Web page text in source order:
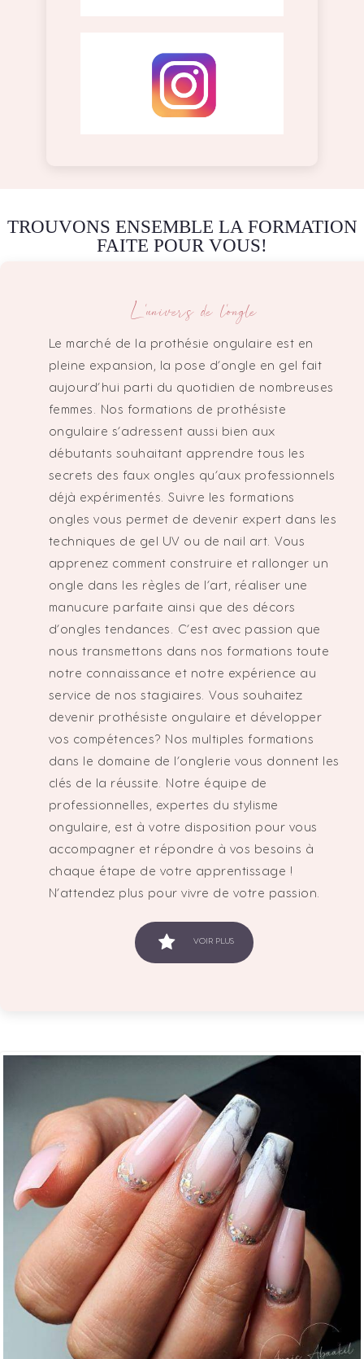
TROUVONS ENSEMBLE LA FORMATION
FAITE POUR VOUS!
L'univers de l'ongle
Le marché de la prothésie ongulaire est en
pleine expansion, la pose d’ongle en gel fait
aujourd’hui parti du quotidien de nombreuses
femmes. Nos formations de prothésiste
ongulaire s’adressent aussi bien aux
débutants souhaitant apprendre tous les
secrets des faux ongles qu’aux professionnels
déjà expérimentés. Suivre les formations
ongles vous permet de devenir expert dans les
techniques de gel UV ou de nail art. Vous
apprenez comment construire et rallonger un
ongle dans les règles de l’art, réaliser une
manucure parfaite ainsi que des décors
d’ongles tendances. C’est avec passion que
nous transmettons dans nos formations toute
notre connaissance et notre expérience au
service de nos stagiaires. Vous souhaitez
devenir prothésiste ongulaire et développer
vos compétences? Nos multiples formations
dans le domaine de l’onglerie vous donnent les
clés de la réussite. Notre équipe de
professionnelles, expertes du stylisme
ongulaire, est à votre disposition pour vous
accompagner et répondre à vos besoins à
chaque étape de votre apprentissage !
N’attendez plus pour vivre de votre passion.
VOIR PLUS